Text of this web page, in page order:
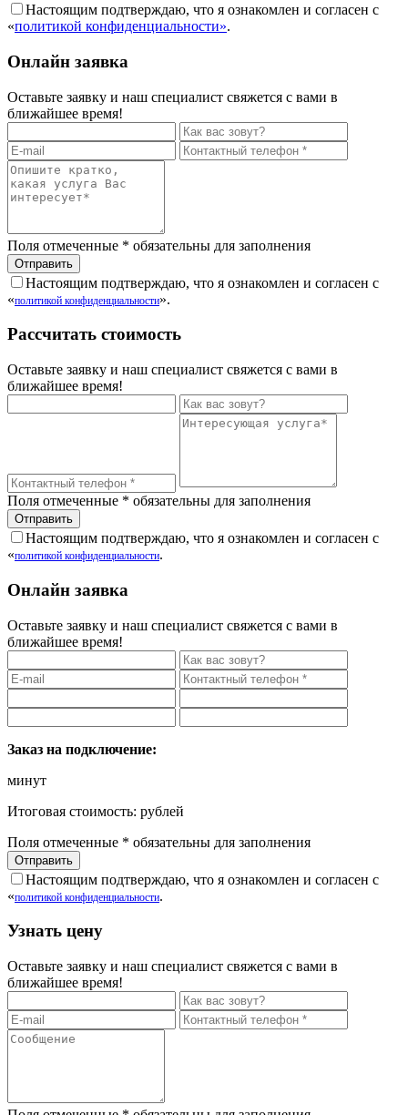
Настоящим подтверждаю, что я ознакомлен и согласен с
«политикой конфиденциальности».
Онлайн заявка
Оставьте заявку и наш специалист свяжется с вами в
ближайшее время!
Поля отмеченные * обязательны для заполнения
Настоящим подтверждаю, что я ознакомлен и согласен с
«политикой конфиденциальности».
Рассчитать стоимость
Оставьте заявку и наш специалист свяжется с вами в
ближайшее время!
Поля отмеченные * обязательны для заполнения
Настоящим подтверждаю, что я ознакомлен и согласен с
«политикой конфиденциальности.
Онлайн заявка
Оставьте заявку и наш специалист свяжется с вами в
ближайшее время!
Заказ на подключение:
минут
Итоговая стоимость: рублей
Поля отмеченные * обязательны для заполнения
Настоящим подтверждаю, что я ознакомлен и согласен с
«политикой конфиденциальности.
Узнать цену
Оставьте заявку и наш специалист свяжется с вами в
ближайшее время!